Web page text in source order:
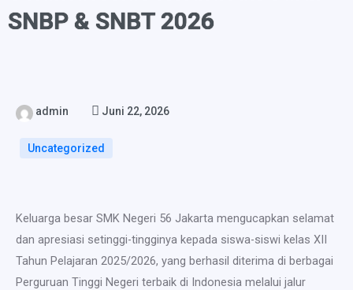
SNBP & SNBT 2026
admin Juni 22, 2026
Uncategorized
Keluarga besar SMK Negeri 56 Jakarta mengucapkan selamat
dan apresiasi setinggi-tingginya kepada siswa-siswi kelas XII
Tahun Pelajaran 2025/2026, yang berhasil diterima di berbagai
Perguruan Tinggi Negeri terbaik di Indonesia melalui jalur